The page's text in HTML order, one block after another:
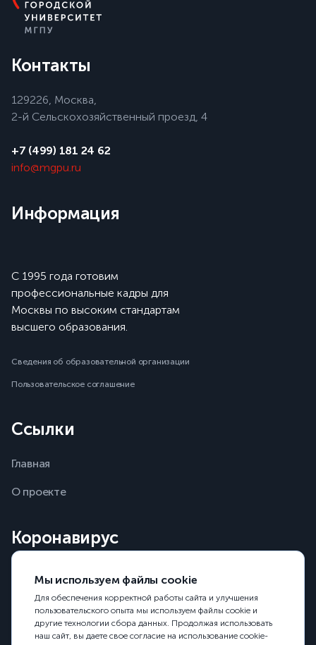
Контакты
129226, Москва,
2-й Сельскохозяйственный проезд, 4
+7 (499) 181 24 62
info@mgpu.ru
Информация
С 1995 года готовим
профессиональные кадры для
Москвы по высоким стандартам
высшего образования.
Сведения об образовательной организации
Пользовательское соглашение
Ссылки
Главная
О проекте
Коронавирус
Мы используем файлы cookie
Для обеспечения корректной работы сайта и улучшения
пользовательского опыта мы используем файлы cookie и
другие технологии сбора данных. Продолжая использовать
наш сайт, вы даете свое согласие на использование cookie-